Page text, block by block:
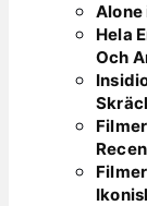
Alone
Hela
Och